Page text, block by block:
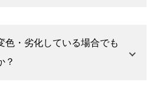
色・劣化している場合でも
？